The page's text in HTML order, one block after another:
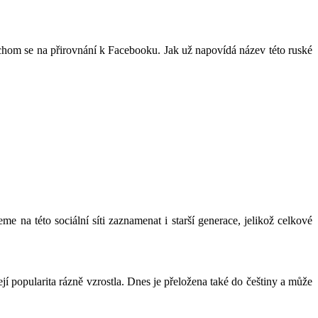
se na přirovnání k Facebooku. Jak už napovídá název této ruské
na této sociální síti zaznamenat i starší generace, jelikož celkové
rázně vzrostla. Dnes je přeložena také do češtiny a může